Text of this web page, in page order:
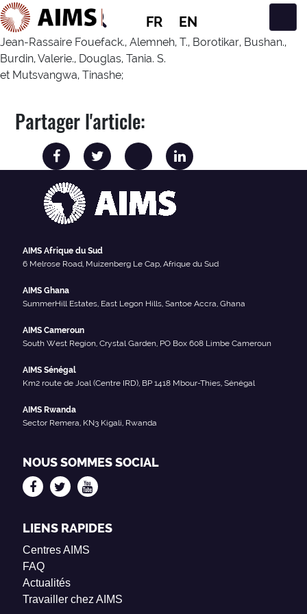
FR EN
Navigation principale
Jean-Rassaire Fouefack., Alemneh, T., Borotikar, Bushan.,
Burdin, Valerie., Douglas, Tania. S.
et Mutsvangwa, Tinashe;
Partager l'article:
AIMS Afrique du Sud
6 Melrose Road, Muizenberg Le Cap, Afrique du Sud
AIMS Ghana
SummerHill Estates, East Legon Hills, Santoe Accra, Ghana
AIMS Cameroun
South West Region, Crystal Garden, PO Box 608 Limbe Cameroun
AIMS Sénégal
Km2 route de Joal (Centre IRD), BP 1418 Mbour-Thies, Sénégal
AIMS Rwanda
Sector Remera, KN3 Kigali, Rwanda
NOUS SOMMES SOCIAL
LIENS RAPIDES
Centres AIMS
FAQ
Actualités
Travailler chez AIMS